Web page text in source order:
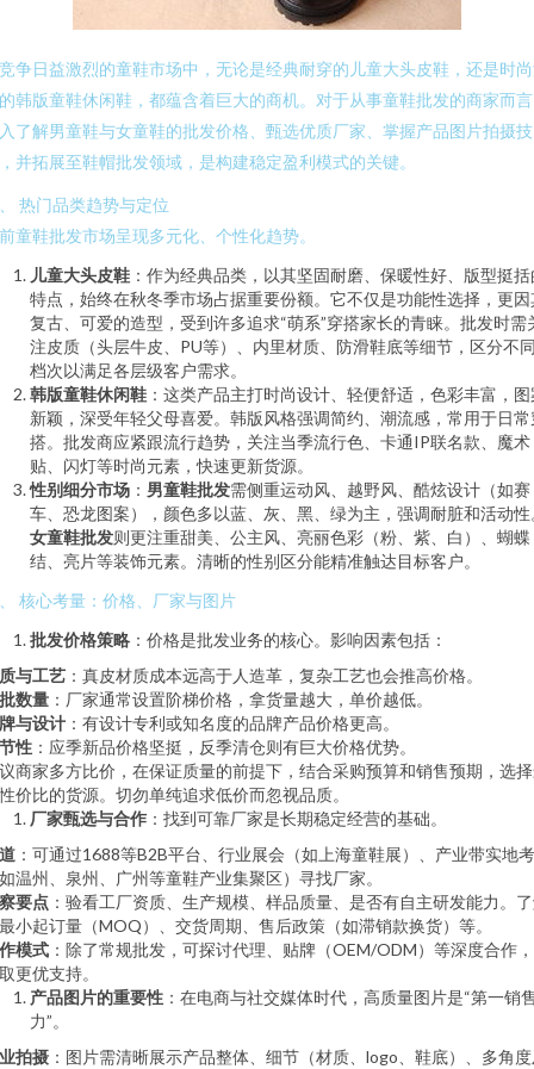
争日益激烈的童鞋市场中，无论是经典耐穿的儿童大头皮鞋，还是时
韩版童鞋休闲鞋，都蕴含着巨大的商机。对于从事童鞋批发的商家而
了解男童鞋与女童鞋的批发价格、甄选优质厂家、掌握产品图片拍摄技
并拓展至鞋帽批发领域，是构建稳定盈利模式的关键。
热门品类趋势与定位
童鞋批发市场呈现多元化、个性化趋势。
儿童大头皮鞋 ：作为经典品类，以其坚固耐磨、保暖性好、版型挺括
特点，始终在秋冬季市场占据重要份额。它不仅是功能性选择，更因
复古、可爱的造型，受到许多追求“萌系”穿搭家长的青睐。批发时需
注皮质（头层牛皮、PU等）、内里材质、防滑鞋底等细节，区分不
档次以满足各层级客户需求。
韩版童鞋休闲鞋 ：这类产品主打时尚设计、轻便舒适，色彩丰富，图
新颖，深受年轻父母喜爱。韩版风格强调简约、潮流感，常用于日常
搭。批发商应紧跟流行趋势，关注当季流行色、卡通IP联名款、魔术
贴、闪灯等时尚元素，快速更新货源。
性别细分市场 ： 男童鞋批发需侧重运动风、越野风、酷炫设计（如赛
车、恐龙图案），颜色多以蓝、灰、黑、绿为主，强调耐脏和活动性
女童鞋批发则更注重甜美、公主风、亮丽色彩（粉、紫、白）、蝴蝶
结、亮片等装饰元素。清晰的性别区分能精准触达目标客户。
核心考量：价格、厂家与图片
批发价格策略 ：价格是批发业务的核心。影响因素包括：
与工艺 ：真皮材质成本远高于人造革，复杂工艺也会推高价格。
数量 ：厂家通常设置阶梯价格，拿货量越大，单价越低。
与设计 ：有设计专利或知名度的品牌产品价格更高。
性 ：应季新品价格坚挺，反季清仓则有巨大价格优势。
商家多方比价，在保证质量的前提下，结合采购预算和销售预期，选
价比的货源。切勿单纯追求低价而忽视品质。
厂家甄选与合作 ：找到可靠厂家是长期稳定经营的基础。
：可通过1688等B2B平台、行业展会（如上海童鞋展）、产业带实地
温州、泉州、广州等童鞋产业集聚区）寻找厂家。
要点 ：验看工厂资质、生产规模、样品质量、是否有自主研发能力。
小起订量（MOQ）、交货周期、售后政策（如滞销款换货）等。
模式 ：除了常规批发，可探讨代理、贴牌（OEM/ODM）等深度合作
更优支持。
产品图片的重要性 ：在电商与社交媒体时代，高质量图片是“第一销
力”。
拍摄 ：图片需清晰展示产品整体、细节（材质、logo、鞋底）、多角